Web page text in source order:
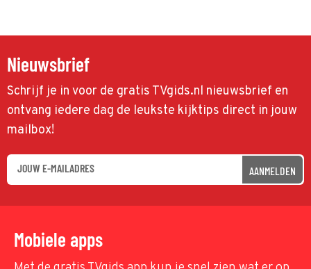
Nieuwsbrief
Schrijf je in voor de gratis TVgids.nl nieuwsbrief en
ontvang iedere dag de leukste kijktips direct in jouw
mailbox!
AANMELDEN
Mobiele apps